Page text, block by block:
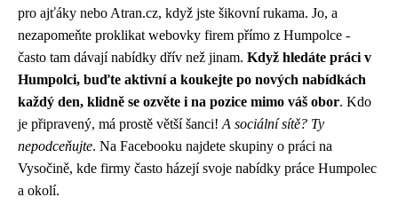
pro ajťáky nebo Atran.cz, když jste šikovní rukama. Jo, a
nezapomeňte proklikat webovky firem přímo z Humpolce -
často tam dávají nabídky dřív než jinam. Když hledáte práci v
Humpolci, buďte aktivní a koukejte po nových nabídkách
každý den, klidně se ozvěte i na pozice mimo váš obor. Kdo
je připravený, má prostě větší šanci! A sociální sítě? Ty
nepodceňujte. Na Facebooku najdete skupiny o práci na
Vysočině, kde firmy často házejí svoje nabídky práce Humpolec
a okolí.